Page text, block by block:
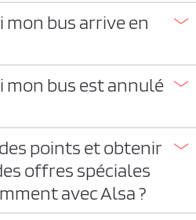
mon bus arrive en
mon bus est annulé
points et obtenir
offres spéciales
avec Alsa ?